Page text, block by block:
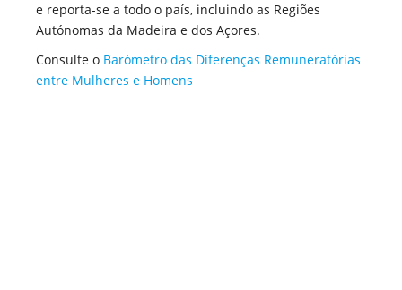
e reporta-se a todo o país, incluindo as Regiões
Autónomas da Madeira e dos Açores.
Consulte o Barómetro das Diferenças Remuneratórias
entre Mulheres e Homens